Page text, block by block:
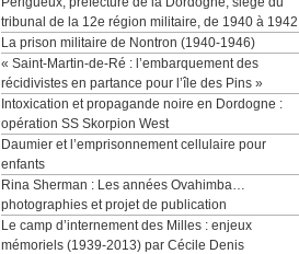
tribunal de la 12e région militaire, de 1940 à 1942
La prison militaire de Nontron (1940-1946)
« Saint-Martin-de-Ré : l’embarquement des
récidivistes en partance pour l’île des Pins »
Intoxication et propagande noire en Dordogne :
opération SS Skorpion West
Daumier et l’emprisonnement cellulaire pour
enfants
Rina Sherman : Les années Ovahimba…
photographies et projet de publication
Le camp d’internement des Milles : enjeux
mémoriels (1939-2013) par Cécile Denis